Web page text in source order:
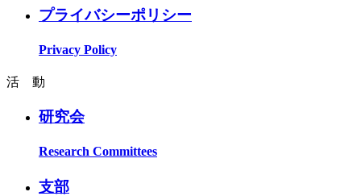
プライバシーポリシー
Privacy Policy
活 動
研究会
Research Committees
支部